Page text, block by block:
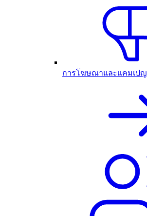
การโฆษณาและแคมเปญ